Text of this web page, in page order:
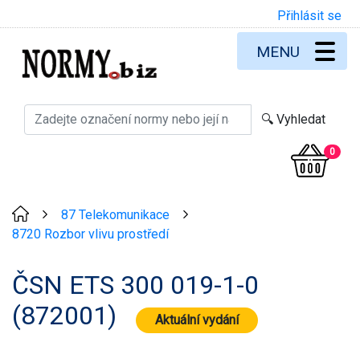
Přihlásit se
0
MENU
87 Telekomunikace
8720 Rozbor vlivu prostředí
ČSN ETS 300 019-1-0
(872001)
Aktuální vydání